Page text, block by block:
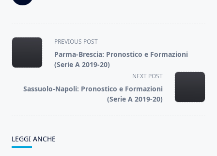
<span
class="nav-
subtitle
reader-
PREVIOUS POST
Parma-Brescia: Pronostico e Formazioni
(Serie A 2019-20)
NEXT POST
Sassuolo-Napoli: Pronostico e Formazioni
(Serie A 2019-20)
LEGGI ANCHE